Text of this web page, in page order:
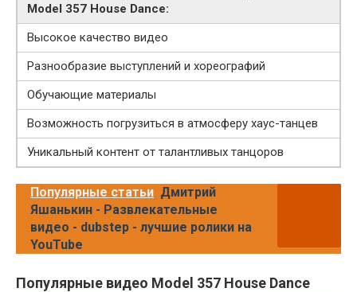
Model 357 House Dance:
Высокое качество видео
Разнообразие выступлений и хореографий
Обучающие материалы
Возможность погрузиться в атмосферу хаус-танцев
Уникальный контент от талантливых танцоров
Популярные статьи Дмитрий
Яшанькин - Развлекательные
видео - dubstep - лучшие ролики на
YouTube
Популярные видео Model 357 House Dance